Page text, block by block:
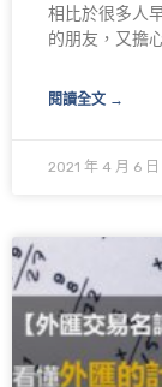
相比於很多人
的朋友，又擔
閱讀全文 →
2021 年 4 月 6 日